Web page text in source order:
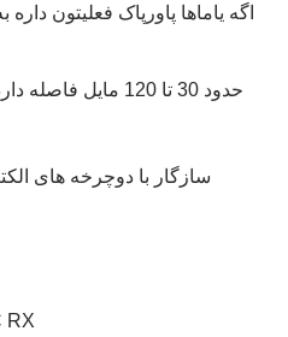
اگه ياماها پاورپاک فعلیتون
RX